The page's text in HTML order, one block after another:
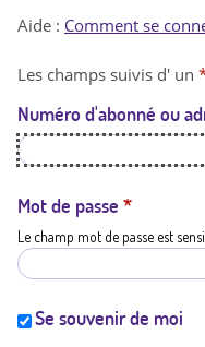
t
t
i
Aide : Comment se
Les champs suivis d' un
Numéro d'abonné ou
Mot de passe *
Le champ mot de passe est
Se souvenir de moi